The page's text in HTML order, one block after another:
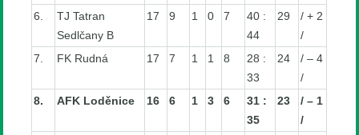
6.
TJ Tatran
Sedlčany B
17 9 1 0 7
40 :
44
29
/ + 2
/
7.
FK Rudná 17 7 1 1 8
28 :
33
24
/ – 4
/
8.
AFK Loděnice 16 6 1 3 6
31 :
35
23
/ – 1
/